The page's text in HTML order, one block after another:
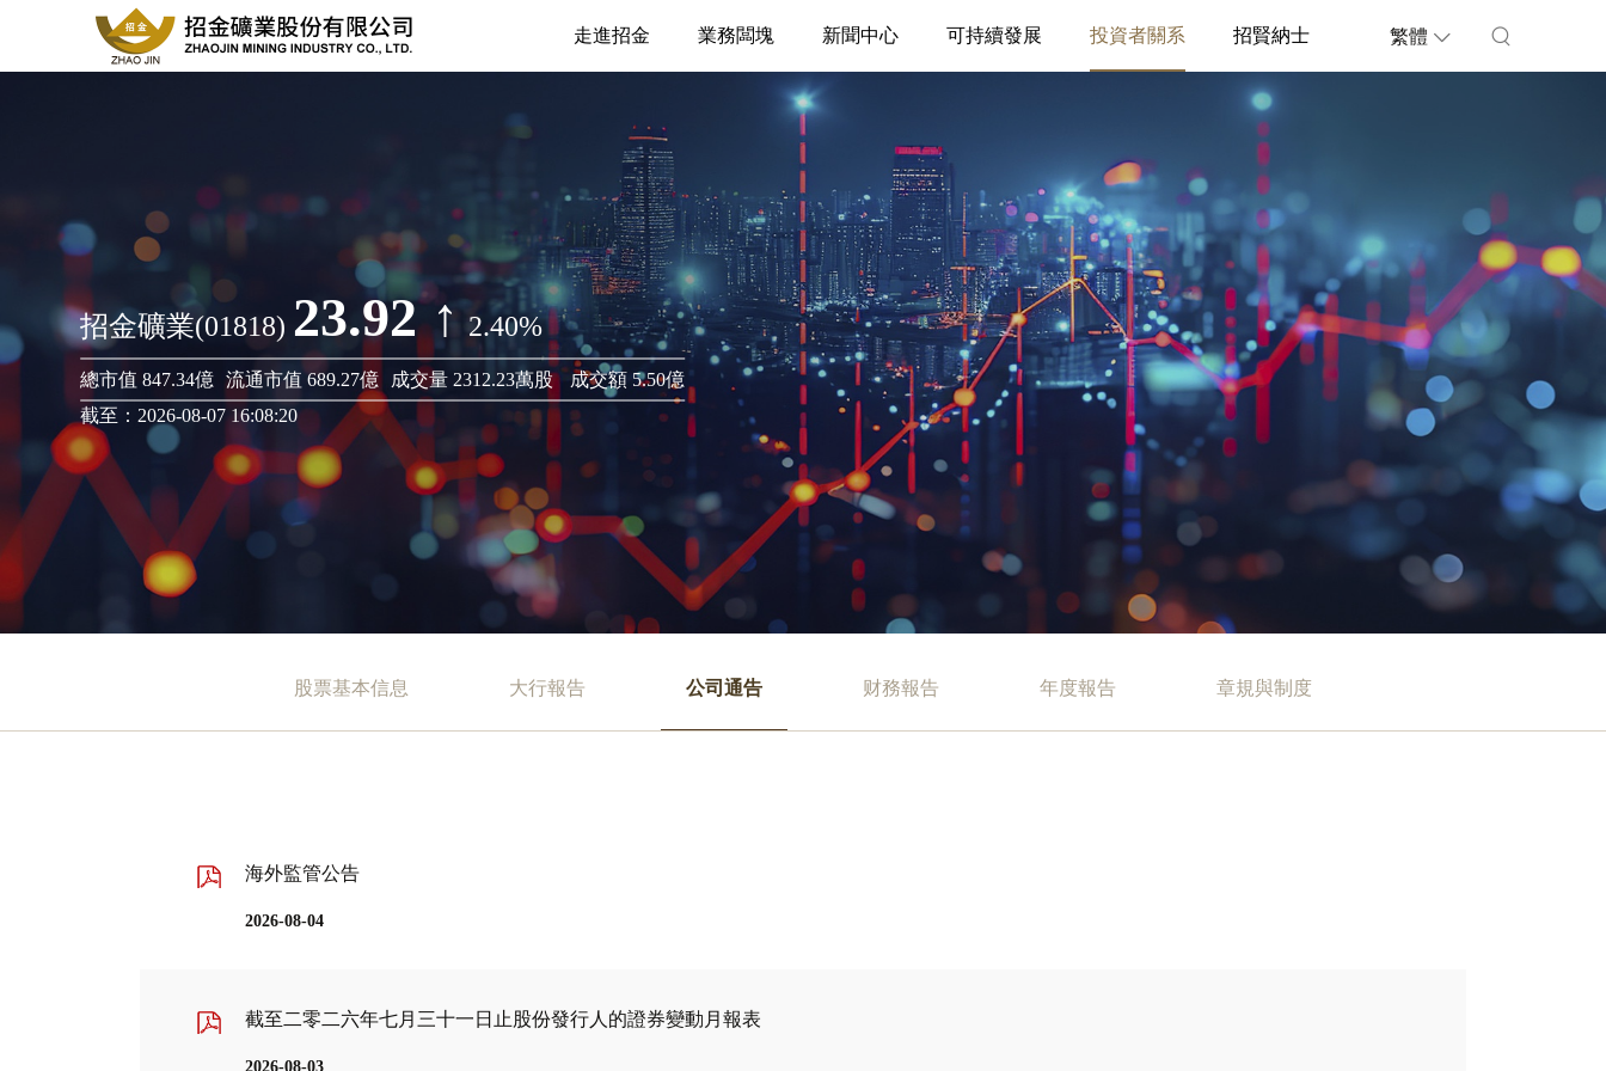
繁體
走進招金 業務闆塊 新聞中心 可持續發展 投資者關系 招賢納士
招金礦業(01818) 23.92 ↑ 2.40%
總市值 847.34億 流通市值 689.27億 成交量 2312.23萬股
成交額 5.50億
截至：2026-08-07 16:08:20
股票基本信息 大行報告 公司通告 财務報告 年度報告 章規與制度
海外監管公告
2026-08-04
截至二零二六年七月三十一日止股份發行人的證券變動月報表
2026-08-03